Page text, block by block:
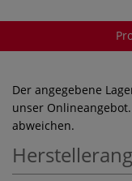
Der angegebene
unser
abweichen.